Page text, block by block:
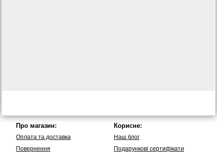
Про магазин:
Оплата та доставка
Повернення
Корисне:
Наш блог
Подарункові сертифікати